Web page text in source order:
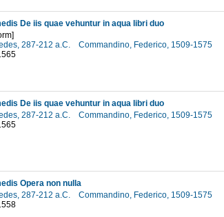
De iis quae vehuntur in aqua libri duo
287-212 a.C.
Commandino, Federico, 1509-1575
De iis quae vehuntur in aqua libri duo
287-212 a.C.
Commandino, Federico, 1509-1575
Opera non nulla
287-212 a.C.
Commandino, Federico, 1509-1575